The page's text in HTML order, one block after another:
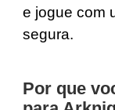
e jogue com
segura.
Por que